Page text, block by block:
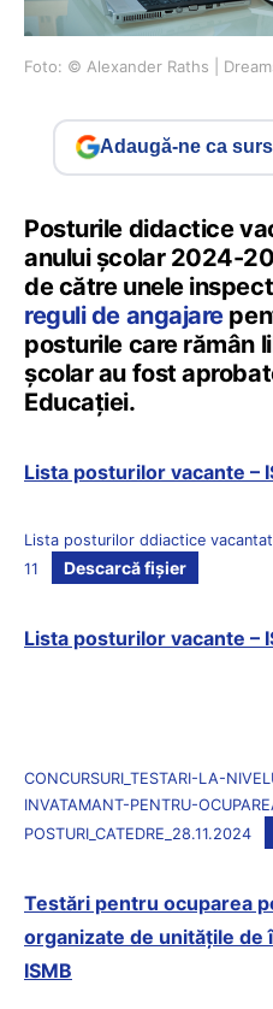
Foto: © Alexander Raths |
Adaugă-ne ca
Posturile didactice
anului școlar 2024-
de către unele
reguli de angajare
posturile care rămân
școlar au fost
Educației.
Lista posturilor vacante –
Lista posturilor ddiactice
11
Descarcă fișier
Lista posturilor vacante –
CONCURSURI_TESTARI-LA-
INVATAMANT-PENTRU-
POSTURI_CATEDRE_28.11.2024
Testări pentru ocuparea
organizate de unitățile
ISMB